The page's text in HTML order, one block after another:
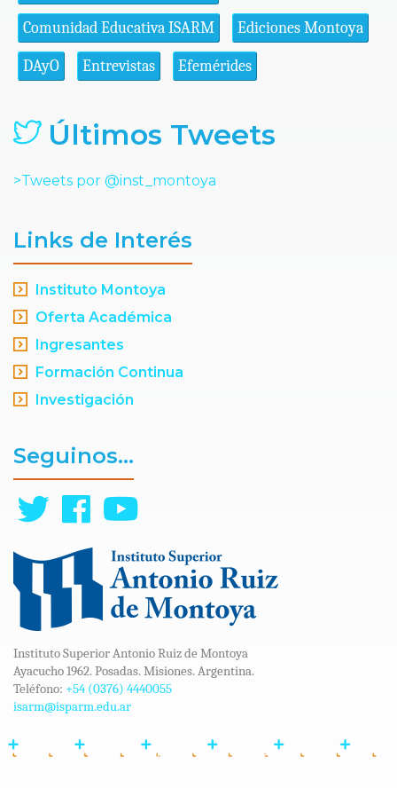
Comunidad Educativa ISARM Ediciones Montoya
DAyO Entrevistas Efemérides
Últimos Tweets
>Tweets por @inst_montoya
Links de Interés
Instituto Montoya
Oferta Académica
Ingresantes
Formación Continua
Investigación
Seguinos...
Instituto Superior Antonio Ruiz de Montoya
Ayacucho 1962. Posadas. Misiones. Argentina.
Teléfono: +54 (0376) 4440055
isarm@isparm.edu.ar